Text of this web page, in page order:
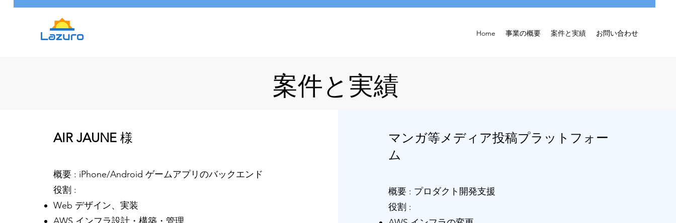
Home 事業の概要 ​案件と実績 お問い合わせ
案件と実績
AIR JAUNE 様
概要 : iPhone/Android ゲームアプリのバックエンド
役割 :
Web デザイン、実装
マンガ等メディア投稿プラットフォー
ム
概要 : プロダクト開発支援
役割 :